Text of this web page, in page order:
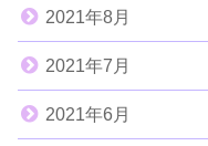
2021年8月
2021年7月
2021年6月